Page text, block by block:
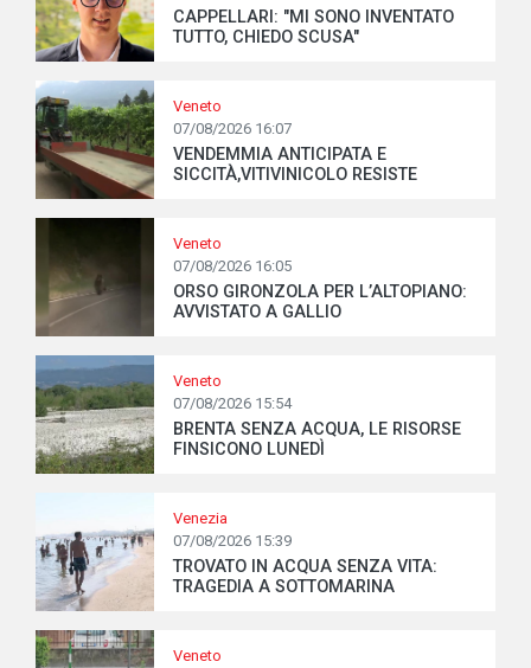
CAPPELLARI: "MI SONO INVENTATO
TUTTO, CHIEDO SCUSA"
Veneto
07/08/2026 16:07
VENDEMMIA ANTICIPATA E
SICCITÀ,VITIVINICOLO RESISTE
Veneto
07/08/2026 16:05
ORSO GIRONZOLA PER L’ALTOPIANO:
AVVISTATO A GALLIO
Veneto
07/08/2026 15:54
BRENTA SENZA ACQUA, LE RISORSE
FINSICONO LUNEDÌ
Venezia
07/08/2026 15:39
TROVATO IN ACQUA SENZA VITA:
TRAGEDIA A SOTTOMARINA
Veneto